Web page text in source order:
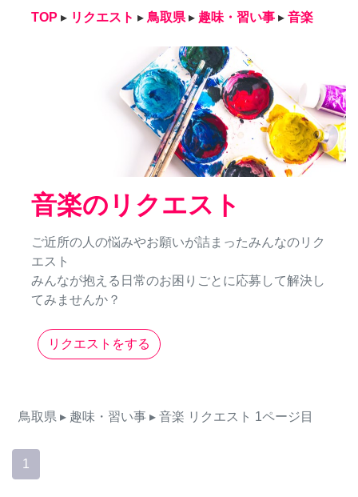
TOP ▸ リクエスト ▸ 鳥取県 ▸ 趣味・習い事 ▸ 音楽
音楽のリクエスト
ご近所の人の悩みやお願いが詰まったみんなのリク
エスト
みんなが抱える日常のお困りごとに応募して解決し
てみませんか？
リクエストをする
鳥取県 ▸ 趣味・習い事 ▸ 音楽 リクエスト 1ページ目
1